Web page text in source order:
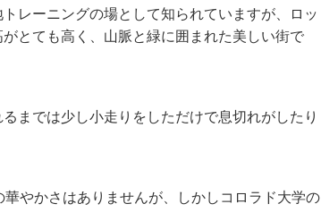
レーニングの場として知られていますが、ロッ
とても高く、山脈と緑に囲まれた美しい街で
までは少し小走りをしただけで息切れがしたり
やかさはありませんが、しかしコロラド大学の